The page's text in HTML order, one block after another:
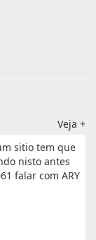
Veja +
sitio tem que
nisto antes
falar com ARY